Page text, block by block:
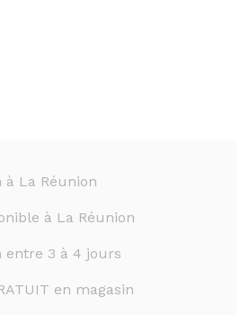
à La Réunion
à La Réunion
entre 3 à 4 jours
en magasin